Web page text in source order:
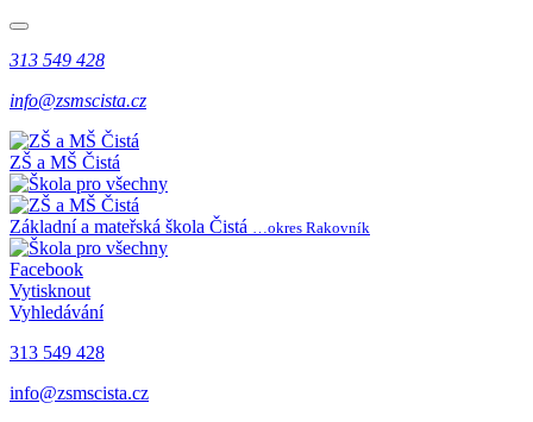
313 549 428
info@zsmscista.cz
ZŠ a MŠ Čistá
Základní a mateřská škola Čistá …okres Rakovník
Facebook
Vytisknout
Vyhledávání
313 549 428
info@zsmscista.cz